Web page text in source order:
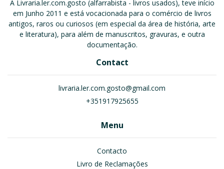
A Livraria.ler.com.gosto (alfarrabista - livros usados), teve início
em Junho 2011 e está vocacionada para o comércio de livros
antigos, raros ou curiosos (em especial da área de história, arte
e literatura), para além de manuscritos, gravuras, e outra
documentação.
Contact
livraria.ler.com.gosto@gmail.com
+351917925655
Menu
Contacto
Livro de Reclamações